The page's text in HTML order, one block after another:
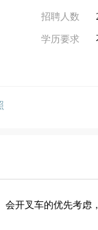
招聘人数
学历要求
开叉车的优先考虑